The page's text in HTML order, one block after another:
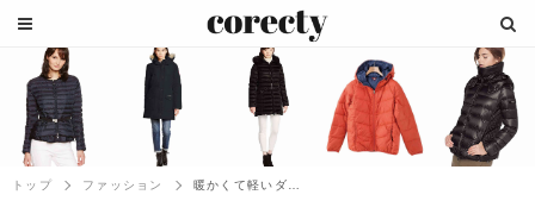
トップ ファッション